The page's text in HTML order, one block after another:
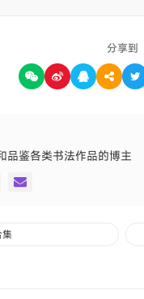
分享到
品鉴各类书法作品的博主
集